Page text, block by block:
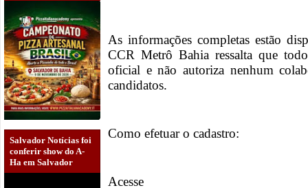
Salvador Notícias foi
conferir show do A-
Ha em Salvador
As informações completas estão
CCR Metrô Bahia ressalta que
oficial e não autoriza nenhum
candidatos.
Como efetuar o cadastro: